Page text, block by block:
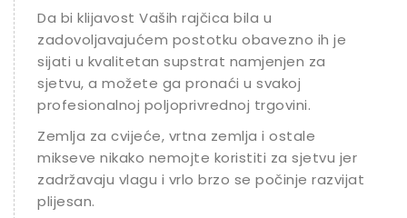
Da bi klijavost Vaših rajčica bila u
zadovoljavajućem postotku obavezno ih je
sijati u kvalitetan supstrat namjenjen za
sjetvu, a možete ga pronaći u svakoj
profesionalnoj poljoprivrednoj trgovini.
Zemlja za cvijeće, vrtna zemlja i ostale
mikseve nikako nemojte koristiti za sjetvu jer
zadržavaju vlagu i vrlo brzo se počinje razvijati
plijesan.